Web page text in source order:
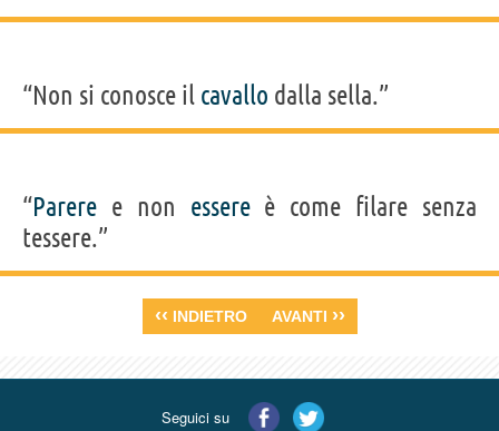
“Non si conosce il cavallo dalla sella.”
“Parere e non essereè come filare senza
tessere.”
‹‹ INDIETRO AVANTI ››
Seguici su